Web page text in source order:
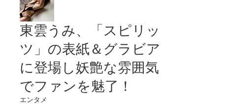
東雲うみ、「スピリッ
ツ」の表紙＆グラビア
に登場し妖艶な雰囲気
でファンを魅了！
エンタメ